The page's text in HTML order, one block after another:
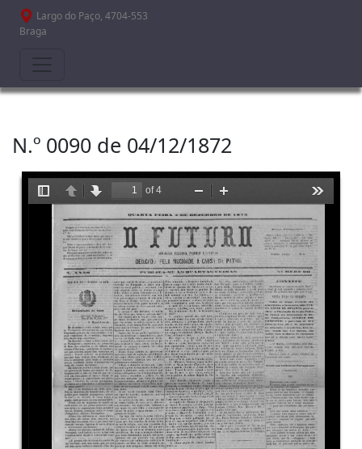
Passar para o conteúdo principal
Largo do Paço, 4704-553
Braga
N.º 0090 de 04/12/1872